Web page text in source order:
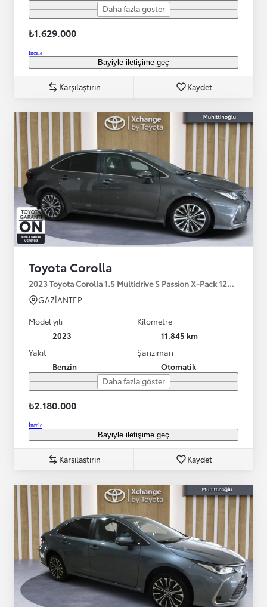
Daha fazla göster
₺1.629.000
İncele
Bayiyle iletişime geç
Karşılaştırın Kaydet
Toyota Corolla
2023 Toyota Corolla 1.5 Multidrive S Passion X-Pack 125HP
GAZİANTEP
Model yılı
2023
Kilometre
11.845 km
Yakıt
Benzin
Şanzıman
Otomatik
Daha fazla göster
₺2.180.000
İncele
Bayiyle iletişime geç
Karşılaştırın Kaydet